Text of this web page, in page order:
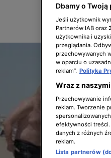
Dbamy o
Jeśli użytkownik
Partnerów IAB oraz
użytkownika i
przeglądania.
przechowywanych
w oparciu o
reklam”. Polityka
Wraz z
Przechowywanie
reklam. Tworzenie
efektywności
danych z różnych
reklam.
Lista partnerów